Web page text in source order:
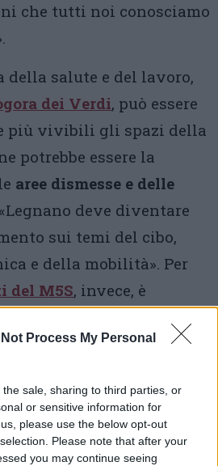
Not Process My Personal
sale, sharing to third parties, or
or sensitive information for
please use the below opt-out
Please note that after your
you may continue seeing
che tutti noi conosciamo
della salute e del lavoro,
dei Verdi, può essere
più vivibili gli spazi della
potrebbe essere la
aree dismesse e delle
deve diventare
sui temi del cibo,
e della mobilità». Per
del M5S, invece, è
per riqualificare le aree
sostegno emergenziale
da licenziamenti,
al reddito e istituire la